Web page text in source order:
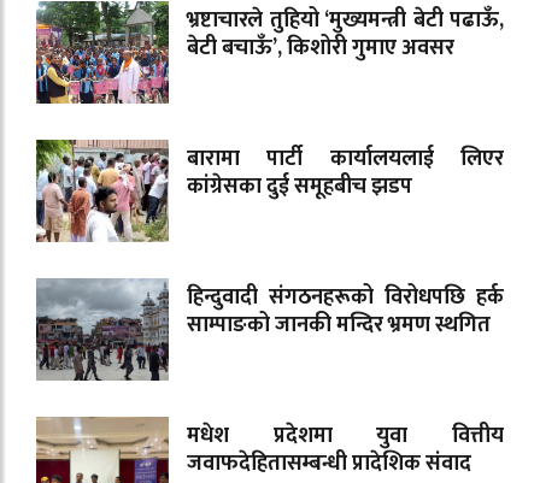
भ्रष्टाचारले तुहियो ‘मुख्यमन्त्री बेटी पढाऊँ,
बेटी बचाऊँ’, किशोरी गुमाए अवसर
बारामा पार्टी कार्यालयलाई लिएर
कांग्रेसका दुई समूहबीच झडप
हिन्दुवादी संगठनहरूको विरोधपछि हर्क
साम्पाङको जानकी मन्दिर भ्रमण स्थगित
मधेश प्रदेशमा युवा वित्तीय
जवाफदेहितासम्बन्धी प्रादेशिक संवाद